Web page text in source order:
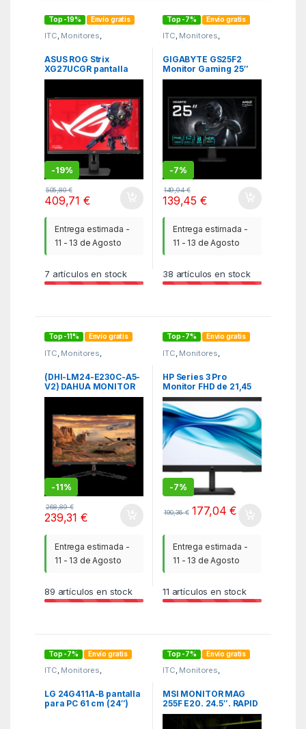
Top -19% Envío gratis
ITC, Monitores,
Periféricos
ASUS ROG Strix
XG27UCGR pantalla
para PC 68,6 cm (27″)
Ultra HD LCD Negro
-19%
505,80€
409,71€
Entrega estimada -
11 - 13 de Agosto
7 artículos en stock
Top -7% Envío gratis
ITC, Monitores,
Periféricos
GIGABYTE GS25F2
Monitor Gaming 25″
FHD – 1920 x 1080,
cd/m², Display HDR 10,
HDMI 2.0, DisplayPort
1.4
-7%
149,94€
139,45€
Entrega estimada -
11 - 13 de Agosto
38 artículos en stock
Top -11% Envío gratis
ITC Monitores
Periféricos
(DHI-LM24-E230C-A5-
V2) DAHUA MONITOR
GAMING CURVO 24″
/ 300CD/M2 / 165HZ /
H178/V178 / WIDE
COLOR GAMUT /
HDMI×2 / DP / AUDIO
OUT
-11%
268,89€
239,31€
Entrega estimada -
11 - 13 de Agosto
89 artículos en stock
Top -7% Envío gratis
ITC Monitores
Periféricos
HP Series 3 Pro
Monitor FHD de 21,45
pulgadas – 322pv
-7%
190,36€ 177,04€
Entrega estimada -
11 - 13 de Agosto
11 artículos en stock
Top -7% Envío gratis
ITC, Monitores,
Periféricos
LG 24G411A-B pantalla
para PC 61 cm (24″)
Top -7% Envío gratis
ITC, Monitores,
Periféricos
MSI MONITOR MAG
255F E20. 24.5″. RAPID
IPS FLAT. 1920×1080 .
240HZ. NEGRO